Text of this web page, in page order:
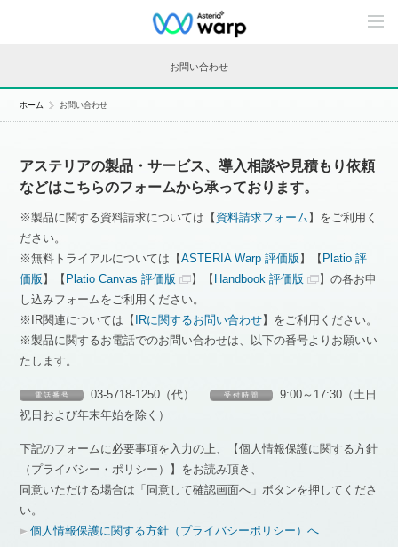
C
n
n
お問い合わせ
ホーム お問い合わせ
アステリアの製品・サービス、導入相談や見積もり依頼
などはこちらのフォームから承っております。
※製品に関する資料請求については【 資料請求フォーム 】をご利用く
ださい。
※無料トライアルについては【ASTERIA Warp 評価版 】【 Platio 評
価版 】【 Platio Canvas 評価版 】【 Handbook 評価版
】の各お申
し込みフォームをご利用ください。
※IR関連については【 IRに関するお問い合わせ】をご利用ください。
※製品に関するお電話でのお問い合わせは、以下の番号よりお願いい
たします。
電 話 番 号 03-5718-1250（代） 受 付 時 間
9:00～17:30（土日
祝日および年末年始を除く）
下記のフォームに必要事項を入力の上、【個人情報保護に関する方針
（プライバシー・ポリシー）】をお読み頂き、
同意いただける場合は「同意して確認画面へ」ボタンを押してくださ
い。
個人情報保護に関する方針（プライバシーポリシー）へ